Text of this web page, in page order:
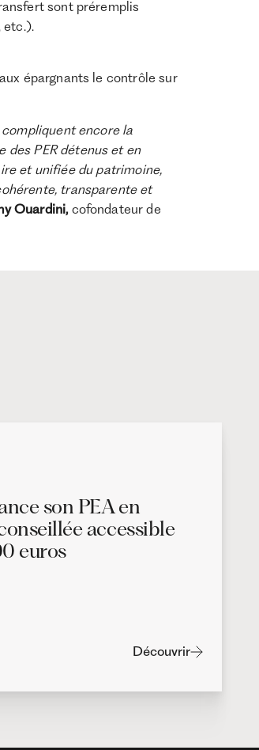
sont préremplis
etc.).
épargnants le contrôle sur
encore la
des PER détenus et en
et unifiée du patrimoine,
transparente et
Ouardini,cofondateur de
son PEA en
accessible
euros
Découvrir